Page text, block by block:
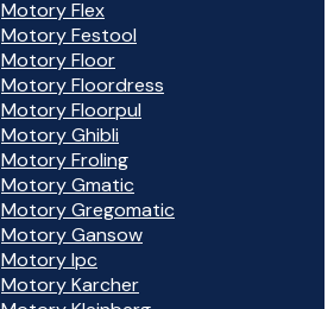
Motory Flex
Motory Festool
Motory Floor
Motory Floordress
Motory Floorpul
Motory Ghibli
Motory Froling
Motory Gmatic
Motory Gregomatic
Motory Gansow
Motory Ipc
Motory Karcher